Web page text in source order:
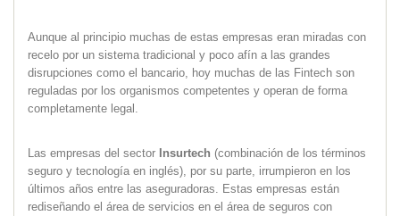
Aunque al principio muchas de estas empresas eran miradas con
recelo por un sistema tradicional y poco afín a las grandes
disrupciones como el bancario, hoy muchas de las Fintech son
reguladas por los organismos competentes y operan de forma
completamente legal.
Las empresas del sector Insurtech (combinación de los términos
seguro y tecnología en inglés), por su parte, irrumpieron en los
últimos años entre las aseguradoras. Estas empresas están
rediseñando el área de servicios en el área de seguros con